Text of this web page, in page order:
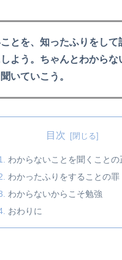
とを、知ったふりをして
よう。ちゃんとわからな
いていこう。
目次
わからないことを聞くことの
わかったふりをすることの罪
わからないからこそ勉強
おわりに